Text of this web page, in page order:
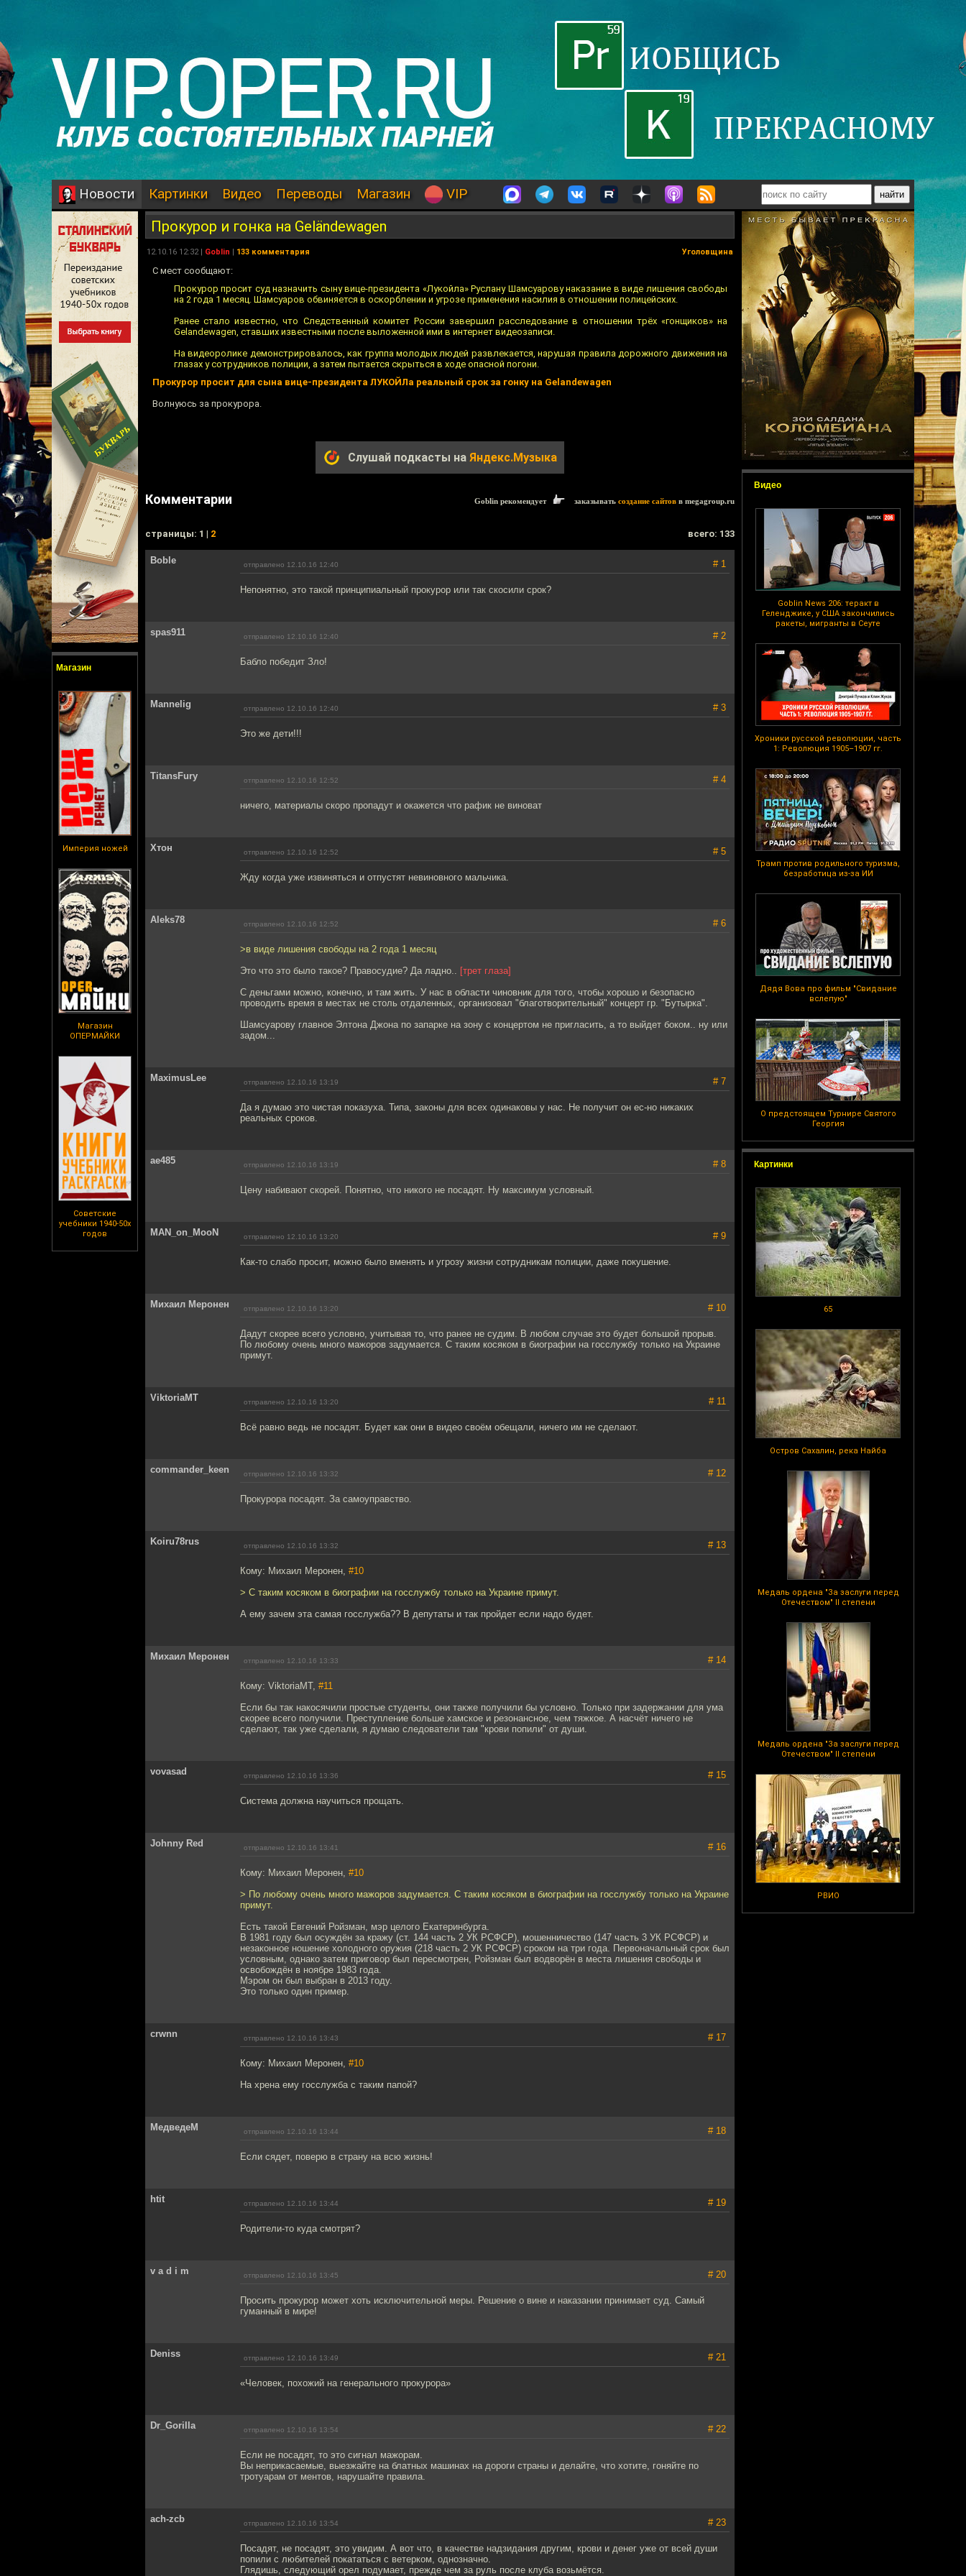
Новости Картинки Видео Переводы Магазин VIP
Магазин
Империя ножей
Магазин
ОПЕРМАЙКИ
Советские
учебники 1940-50х
годов
Видео
Goblin News 206: теракт в
Геленджике, у США закончились
ракеты, мигранты в Сеуте
Хроники русской революции, часть
1: Революция 1905–1907 гг.
Трамп против родильного туризма,
безработица из-за ИИ
Дядя Вова про фильм "Свидание
вслепую"
О предстоящем Турнире Святого
Георгия
Картинки
65
Остров Сахалин, река Найба
Медаль ордена "За заслуги перед
Отечеством" II степени
Медаль ордена "За заслуги перед
Отечеством" II степени
РВИО
Прокурор и гонка на Geländewagen
12.10.16 12:32 | Goblin | 133 комментария Уголовщина
С мест сообщают:
Прокурор просит суд назначить сыну вице-президента «Лукойла» Руслану Шамсуарову наказание в виде лишения свободы
на 2 года 1 месяц. Шамсуаров обвиняется в оскорблении и угрозе применения насилия в отношении полицейских.
Ранее стало известно, что Следственный комитет России завершил расследование в отношении трёх «гонщиков» на
Gelandewagen, ставших известными после выложенной ими в интернет видеозаписи.
На видеоролике демонстрировалось, как группа молодых людей развлекается, нарушая правила дорожного движения на
глазах у сотрудников полиции, а затем пытается скрыться в ходе опасной погони.
Прокурор просит для сына вице-президента ЛУКОЙЛа реальный срок за гонку на Gelandewagen
Волнуюсь за прокурора.
Слушай подкасты на Яндекс.Музыка
Комментарии Goblin рекомендует заказывать создание сайтов в megagroup.ru
cтраницы: 1 | 2 всего: 133
Boble отправлено 12.10.16 12:40 # 1
Непонятно, это такой принципиальный прокурор или так скосили срок?
spas911 отправлено 12.10.16 12:40 # 2
Бабло победит Зло!
Mannelig отправлено 12.10.16 12:40 # 3
Это же дети!!!
TitansFury отправлено 12.10.16 12:52 # 4
ничего, материалы скоро пропадут и окажется что рафик не виноват
Хтон отправлено 12.10.16 12:52 # 5
Жду когда уже извиняться и отпустят невиновного мальчика.
Aleks78 отправлено 12.10.16 12:52 # 6
>в виде лишения свободы на 2 года 1 месяц
Это что это было такое? Правосудие? Да ладно.. [трет глаза]
С деньгами можно, конечно, и там жить. У нас в области чиновник для того, чтобы хорошо и безопасно
проводить время в местах не столь отдаленных, организовал "благотворительный" концерт гр. "Бутырка".
Шамсуарову главное Элтона Джона по запарке на зону с концертом не пригласить, а то выйдет боком.. ну или
задом...
MaximusLee отправлено 12.10.16 13:19 # 7
Да я думаю это чистая показуха. Типа, законы для всех одинаковы у нас. Не получит он ес-но никаких
реальных сроков.
ae485 отправлено 12.10.16 13:19 # 8
Цену набивают скорей. Понятно, что никого не посадят. Ну максимум условный.
MAN_on_MooN отправлено 12.10.16 13:20 # 9
Как-то слабо просит, можно было вменять и угрозу жизни сотрудникам полиции, даже покушение.
Михаил Меронен отправлено 12.10.16 13:20 # 10
Дадут скорее всего условно, учитывая то, что ранее не судим. В любом случае это будет большой прорыв.
По любому очень много мажоров задумается. С таким косяком в биографии на госслужбу только на Украине
примут.
ViktoriaMT отправлено 12.10.16 13:20 # 11
Всё равно ведь не посадят. Будет как они в видео своём обещали, ничего им не сделают.
commander_keen отправлено 12.10.16 13:32 # 12
Прокурора посадят. За самоуправство.
Koiru78rus отправлено 12.10.16 13:32 # 13
Кому: Михаил Меронен, #10
> С таким косяком в биографии на госслужбу только на Украине примут.
А ему зачем эта самая госслужба?? В депутаты и так пройдет если надо будет.
Михаил Меронен отправлено 12.10.16 13:33 # 14
Кому: ViktoriaMT, #11
Если бы так накосячили простые студенты, они также получили бы условно. Только при задержании для ума
скорее всего получили. Преступление больше хамское и резонансное, чем тяжкое. А насчёт ничего не
сделают, так уже сделали, я думаю следователи там "крови попили" от души.
vovasad отправлено 12.10.16 13:36 # 15
Система должна научиться прощать.
Johnny Red отправлено 12.10.16 13:41 # 16
Кому: Михаил Меронен, #10
> По любому очень много мажоров задумается. С таким косяком в биографии на госслужбу только на Украине
примут.
Есть такой Евгений Ройзман, мэр целого Екатеринбурга.
В 1981 году был осуждён за кражу (ст. 144 часть 2 УК РСФСР), мошенничество (147 часть 3 УК РСФСР) и
незаконное ношение холодного оружия (218 часть 2 УК РСФСР) сроком на три года. Первоначальный срок был
условным, однако затем приговор был пересмотрен, Ройзман был водворён в места лишения свободы и
освобождён в ноябре 1983 года.
Мэром он был выбран в 2013 году.
Это только один пример.
crwnn отправлено 12.10.16 13:43 # 17
Кому: Михаил Меронен, #10
На хрена ему госслужба с таким папой?
МедведеМ отправлено 12.10.16 13:44 # 18
Если сядет, поверю в страну на всю жизнь!
htit отправлено 12.10.16 13:44 # 19
Родители-то куда смотрят?
v a d i m отправлено 12.10.16 13:45 # 20
Просить прокурор может хоть исключительной меры. Решение о вине и наказании принимает суд. Самый
гуманный в мире!
Deniss отправлено 12.10.16 13:49 # 21
«Человек, похожий на генерального прокурора»
Dr_Gorilla отправлено 12.10.16 13:54 # 22
Если не посадят, то это сигнал мажорам.
Вы неприкасаемые, выезжайте на блатных машинах на дороги страны и делайте, что хотите, гоняйте по
тротуарам от ментов, нарушайте правила.
ach-zcb отправлено 12.10.16 13:54 # 23
Посадят, не посадят, это увидим. А вот что, в качестве надзидания другим, крови и денег уже от всей души
попили с любителей покататься с ветерком, однозначно.
Глядишь, следующий орел подумает, прежде чем за руль после клуба возьмётся.